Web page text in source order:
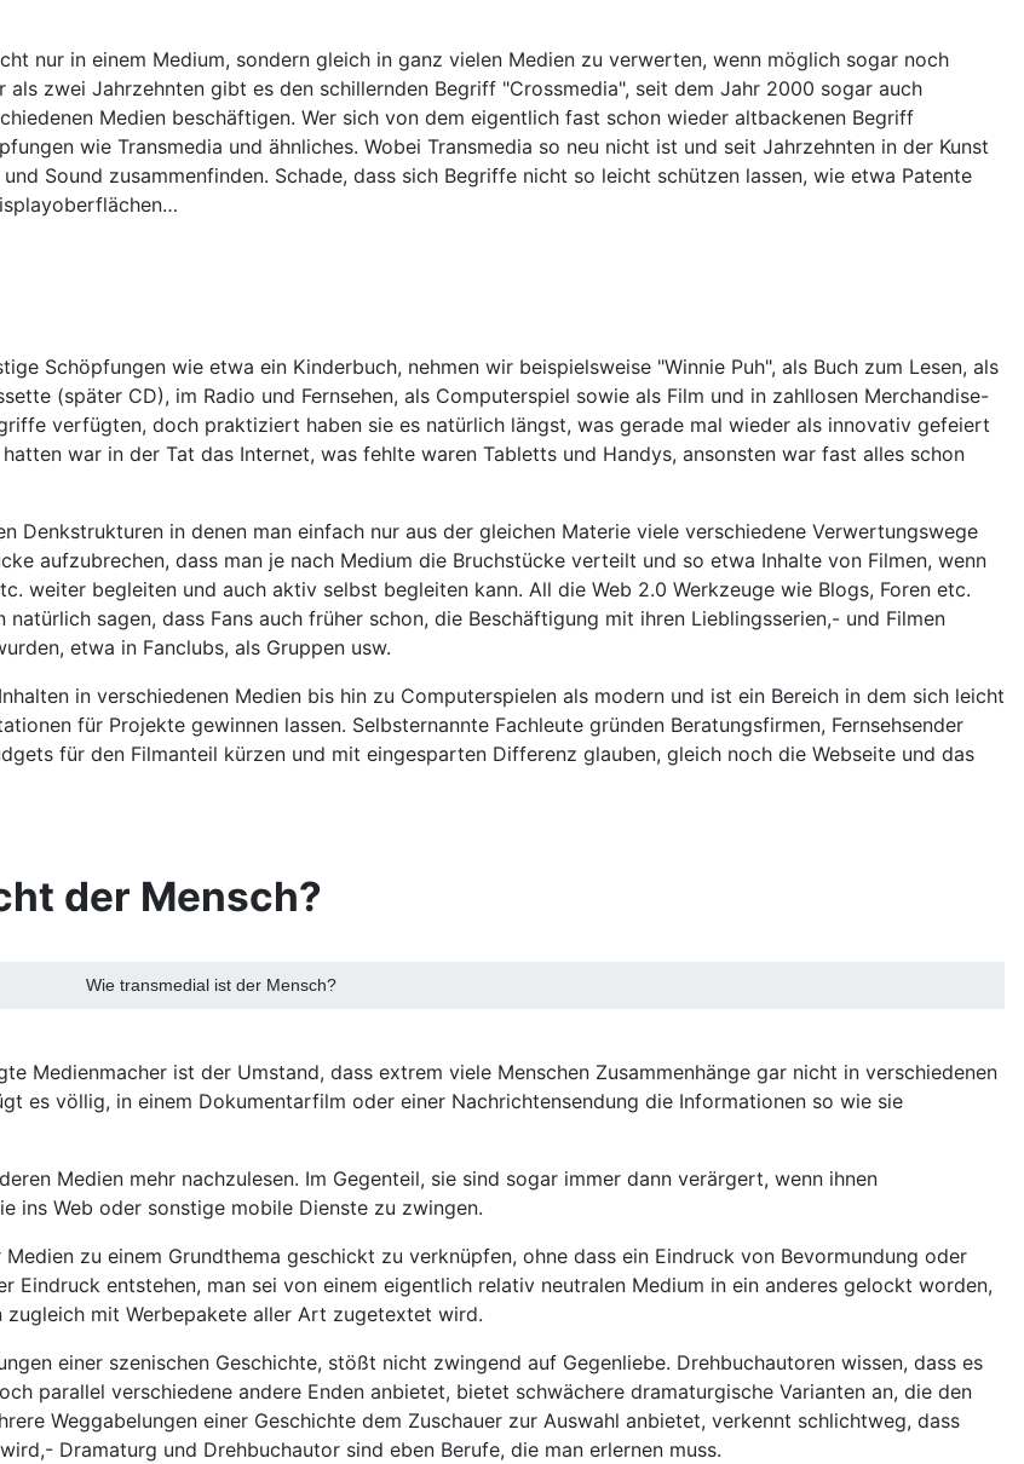
nur in einem Medium, sondern gleich in ganz vielen Medien zu verwerten, wenn möglich sogar noch
zwei Jahrzehnten gibt es den schillernden Begriff "Crossmedia", seit dem Jahr 2000 sogar auch
Medien beschäftigen. Wer sich von dem eigentlich fast schon wieder altbackenen Begriff
wie Transmedia und ähnliches. Wobei Transmedia so neu nicht ist und seit Jahrzehnten in der Kunst
Sound zusammenfinden. Schade, dass sich Begriffe nicht so leicht schützen lassen, wie etwa Patente
Schöpfungen wie etwa ein Kinderbuch, nehmen wir beispielsweise "Winnie Puh", als Buch zum Lesen, als
(später CD), im Radio und Fernsehen, als Computerspiel sowie als Film und in zahllosen Merchandise-
verfügten, doch praktiziert haben sie es natürlich längst, was gerade mal wieder als innovativ gefeiert
war in der Tat das Internet, was fehlte waren Tabletts und Handys, ansonsten war fast alles schon
Denkstrukturen in denen man einfach nur aus der gleichen Materie viele verschiedene Verwertungswege
aufzubrechen, dass man je nach Medium die Bruchstücke verteilt und so etwa Inhalte von Filmen, wenn
weiter begleiten und auch aktiv selbst begleiten kann. All die Web 2.0 Werkzeuge wie Blogs, Foren etc.
sagen, dass Fans auch früher schon, die Beschäftigung mit ihren Lieblingsserien,- und Filmen
etwa in Fanclubs, als Gruppen usw.
in verschiedenen Medien bis hin zu Computerspielen als modern und ist ein Bereich in dem sich leicht
für Projekte gewinnen lassen. Selbsternannte Fachleute gründen Beratungsfirmen, Fernsehsender
für den Filmanteil kürzen und mit eingesparten Differenz glauben, gleich noch die Webseite und das
der Mensch?
Wie transmedial ist der Mensch?
Medienmacher ist der Umstand, dass extrem viele Menschen Zusammenhänge gar nicht in verschiedenen
es völlig, in einem Dokumentarfilm oder einer Nachrichtensendung die Informationen so wie sie
Medien mehr nachzulesen. Im Gegenteil, sie sind sogar immer dann verärgert, wenn ihnen
ins Web oder sonstige mobile Dienste zu zwingen.
zu einem Grundthema geschickt zu verknüpfen, ohne dass ein Eindruck von Bevormundung oder
Eindruck entstehen, man sei von einem eigentlich relativ neutralen Medium in ein anderes gelockt worden,
mit Werbepakete aller Art zugetextet wird.
einer szenischen Geschichte, stößt nicht zwingend auf Gegenliebe. Drehbuchautoren wissen, dass es
parallel verschiedene andere Enden anbietet, bietet schwächere dramaturgische Varianten an, die den
Weggabelungen einer Geschichte dem Zuschauer zur Auswahl anbietet, verkennt schlichtweg, dass
Dramaturg und Drehbuchautor sind eben Berufe, die man erlernen muss.